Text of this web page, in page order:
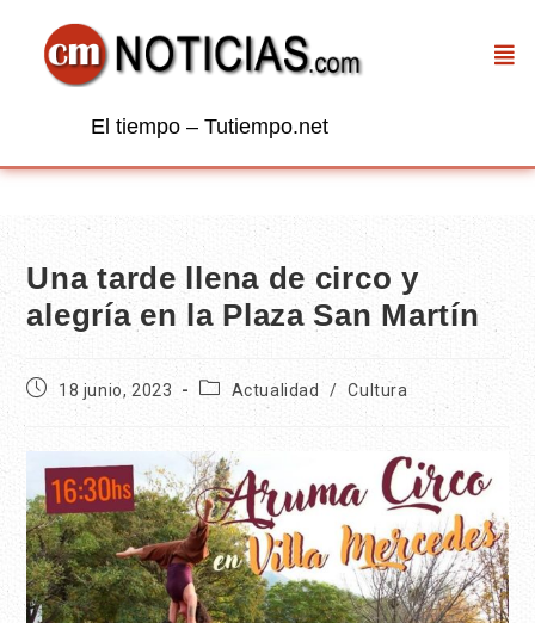
El tiempo – Tutiempo.net
Una tarde llena de circo y
alegría en la Plaza San Martín
18 junio, 2023 Actualidad / Cultura